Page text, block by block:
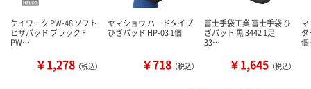
ケイワーク PW-48 ソフト
ヒザパッド ブラック F
PW…
￥1,278 （税込）
ヤマショウ ハードタイプ
ひざパッド HP-03 1個
￥718 （税込）
富士手袋工業 富士手袋 ひ
ざパット 黒 3442 1足
33…
￥1,645 （税込）
マ